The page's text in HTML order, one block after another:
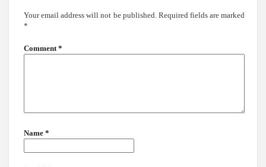
Your email address will not be published. Required fields are marked
*
Comment *
Name *